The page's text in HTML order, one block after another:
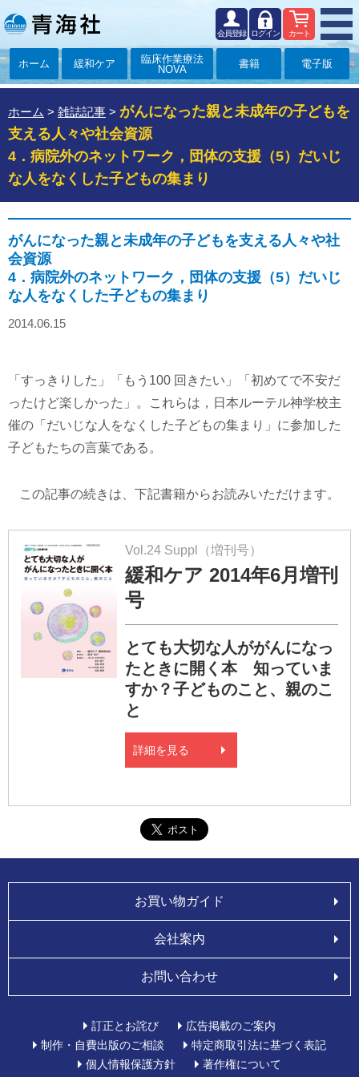
カート
ログイン
会員登録
ホーム 緩和ケア
臨床作業療法
NOVA
書籍 電子版
ホーム > 雑誌記事 > がんになった親と未成年の子どもを
支える人々や社会資源
4．病院外のネットワーク，団体の支援（5）だいじ
な人をなくした子どもの集まり
がんになった親と未成年の子どもを支える人々や社
会資源
4．病院外のネットワーク，団体の支援（5）だいじ
な人をなくした子どもの集まり
2014.06.15
「すっきりした」「もう100 回きたい」「初めてで不安だ
ったけど楽しかった」。これらは，日本ルーテル神学校主
催の「だいじな人をなくした子どもの集まり」に参加した
子どもたちの言葉である。
この記事の続きは、下記書籍からお読みいただけます。
Vol.24 Suppl（増刊号）
緩和ケア 2014年6月増刊
号
とても大切な人ががんになっ
たときに開く本 知っていま
すか？子どものこと、親のこ
と
詳細を見る
お買い物ガイド
会社案内
お問い合わせ
訂正とお詫び
広告掲載のご案内
制作・自費出版のご相談
特定商取引法に基づく表記
個人情報保護方針
著作権について